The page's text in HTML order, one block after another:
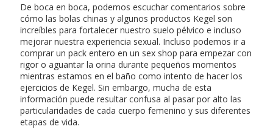
De boca en boca, podemos escuchar comentarios sobre
cómo las bolas chinas y algunos productos Kegel son
increíbles para fortalecer nuestro suelo pélvico e incluso
mejorar nuestra experiencia sexual. Incluso podemos ir a
comprar un pack entero en un sex shop para empezar con
rigor o aguantar la orina durante pequeños momentos
mientras estamos en el baño como intento de hacer los
ejercicios de Kegel. Sin embargo, mucha de esta
información puede resultar confusa al pasar por alto las
particularidades de cada cuerpo femenino y sus diferentes
etapas de vida.